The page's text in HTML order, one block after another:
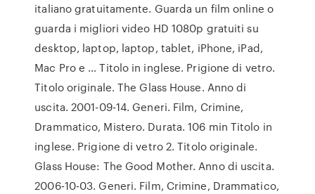
italiano gratuitamente. Guarda un film online o
guarda i migliori video HD 1080p gratuiti su
desktop, laptop, laptop, tablet, iPhone, iPad,
Mac Pro e … Titolo in inglese. Prigione di vetro.
Titolo originale. The Glass House. Anno di
uscita. 2001-09-14. Generi. Film, Crimine,
Drammatico, Mistero. Durata. 106 min Titolo in
inglese. Prigione di vetro 2. Titolo originale.
Glass House: The Good Mother. Anno di uscita.
2006-10-03. Generi. Film, Crimine, Drammatico,